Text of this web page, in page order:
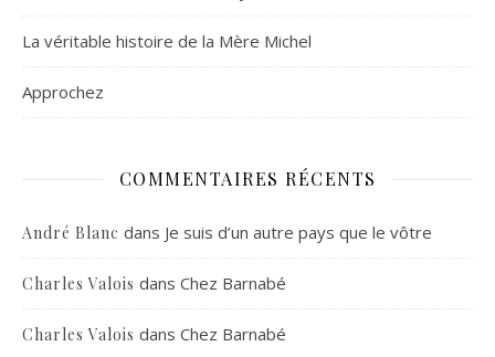
La véritable histoire de la Mère Michel
Approchez
COMMENTAIRES RÉCENTS
André Blanc dans Je suis d’un autre pays que le vôtre
Charles Valois dans Chez Barnabé
Charles Valois dans Chez Barnabé